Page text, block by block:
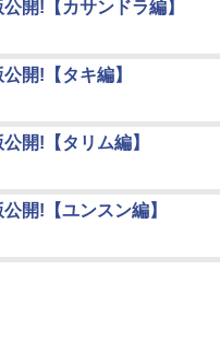
開!【カサンドラ編】
開!【タキ編】
開!【タリム編】
開!【ユンスン編】